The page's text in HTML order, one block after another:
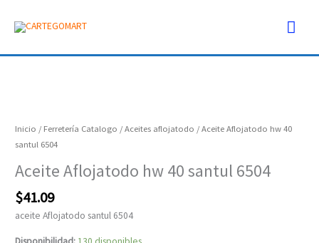
Inicio / Ferretería Catalogo /Aceites aflojatodo / Aceite Aflojatodo hw 40
santul 6504
Aceite Aflojatodo hw 40 santul 6504
$41.09
aceite Aflojatodo santul 6504
hw
6504